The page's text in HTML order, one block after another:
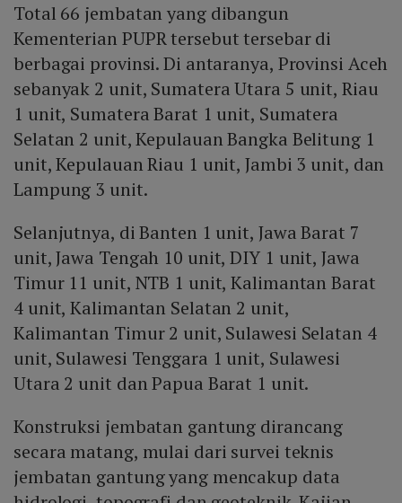
Total 66 jembatan yang dibangun
Kementerian PUPR tersebut tersebar di
berbagai provinsi. Di antaranya, Provinsi Aceh
sebanyak 2 unit, Sumatera Utara 5 unit, Riau
1 unit, Sumatera Barat 1 unit, Sumatera
Selatan 2 unit, Kepulauan Bangka Belitung 1
unit, Kepulauan Riau 1 unit, Jambi 3 unit, dan
Lampung 3 unit.
Selanjutnya, di Banten 1 unit, Jawa Barat 7
unit, Jawa Tengah 10 unit, DIY 1 unit, Jawa
Timur 11 unit, NTB 1 unit, Kalimantan Barat
4 unit, Kalimantan Selatan 2 unit,
Kalimantan Timur 2 unit, Sulawesi Selatan 4
unit, Sulawesi Tenggara 1 unit, Sulawesi
Utara 2 unit dan Papua Barat 1 unit.
Konstruksi jembatan gantung dirancang
secara matang, mulai dari survei teknis
jembatan gantung yang mencakup data